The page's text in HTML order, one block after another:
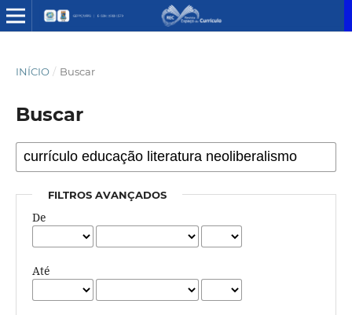
INÍCIO / Buscar
Buscar
FILTROS AVANÇADOS
De
Até